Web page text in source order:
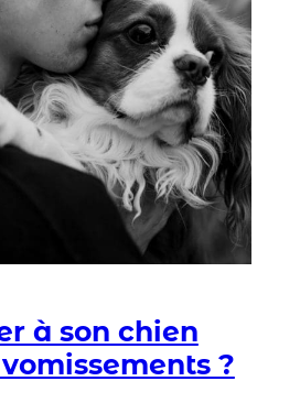
à son chien
?